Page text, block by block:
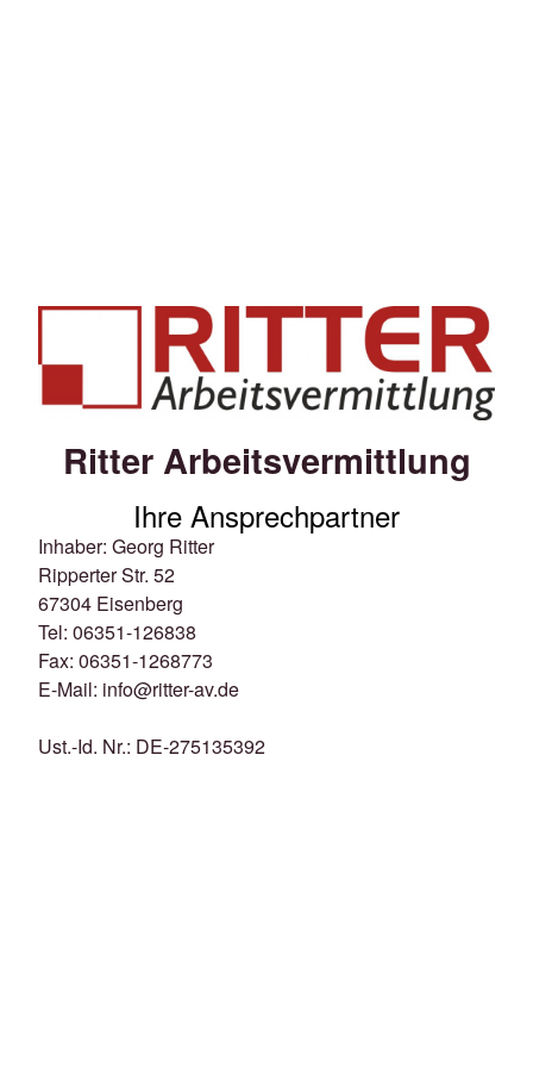
Ritter Arbeitsvermittlung
Ihre Ansprechpartner
Inhaber: Georg Ritter
Ripperter Str. 52
67304 Eisenberg
Tel: 06351-126838
Fax: 06351-1268773
E-Mail: info@ritter-av.de
Ust.-Id. Nr.: DE-275135392